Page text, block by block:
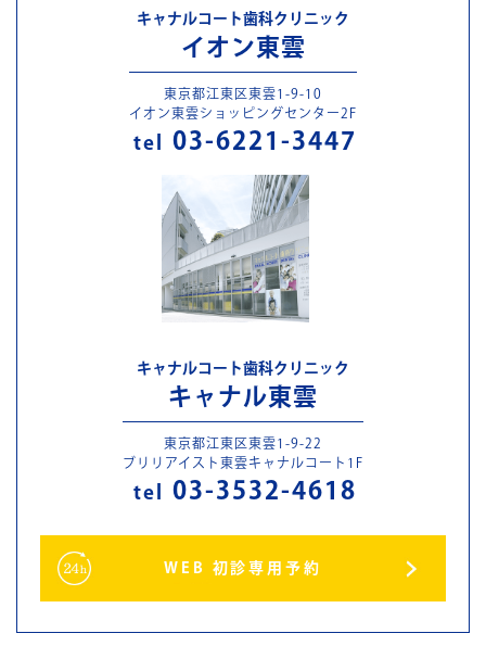
キャナルコート歯科クリニック
イオン東雲
東京都江東区東雲1-9-10
イオン東雲ショッピングセンター2F
tel 03-6221-3447
キャナルコート歯科クリニック
キャナル東雲
東京都江東区東雲1-9-22
ブリリアイスト東雲キャナルコート1F
tel 03-3532-4618
WEB 初診専用予約